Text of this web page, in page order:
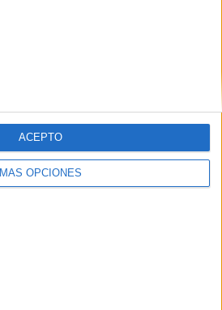
MÁS OPCIONES
ACEPTO